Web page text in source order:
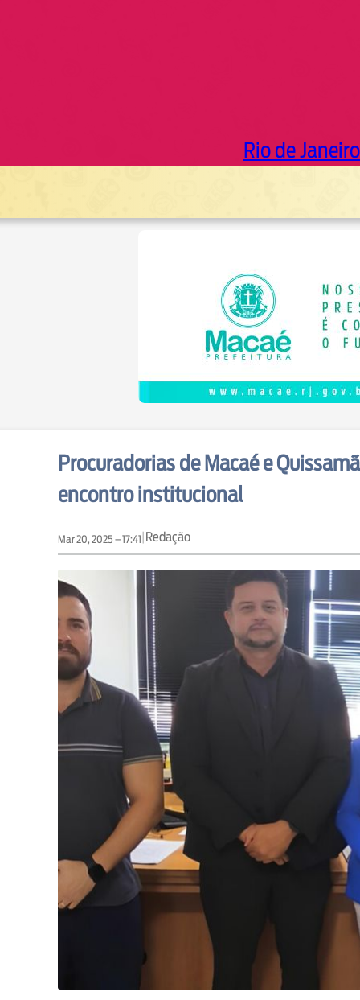
Rio de Janeiro
Procuradorias de Macaé e
encontro institucional
Mar 20, 2025 – 17:41 |Redação